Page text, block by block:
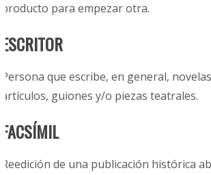
producto para empezar otra.
ESCRITOR
Persona que escribe, en general,
artículos, guiones y/o piezas teatrales.
FACSÍMIL
Reedición de una publicación histórica